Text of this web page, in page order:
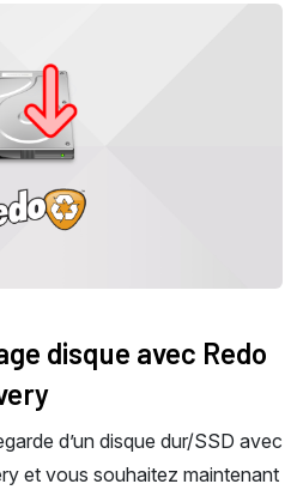
disque avec Redo
d’un disque dur/SSD avec
et vous souhaitez maintenant